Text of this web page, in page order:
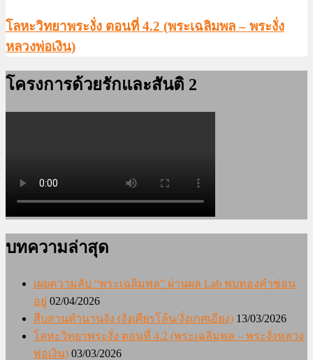
โลหะวิทยาพระงั่ง ตอนที่ 4.2 (พระเฉลิมพล – พระงั่ง
หลวงพ่อเงิน)
โครงการด้วยรักและสันติ 2
บทความล่าสุด
เผยความลับ “พระเฉลิมพล” ผ่านผล Lab พบทองคำซ่อน
อยู่ 02/04/2026
สืบสานตำนานงั่ง (งั่งเศียรโล้น/งั่งเกศเอียง) 13/03/2026
โลหะวิทยาพระงั่ง ตอนที่ 4.2 (พระเฉลิมพล – พระงั่งหลวง
พ่อเงิน) 03/03/2026